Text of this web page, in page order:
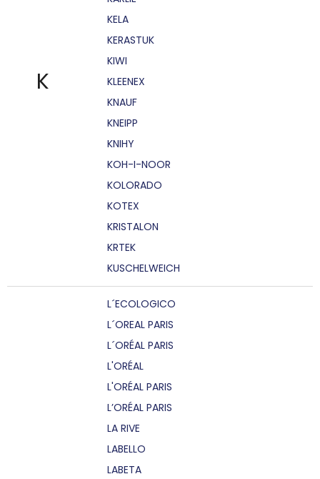
K
KELA
KERASTUK
KIWI
KLEENEX
KNAUF
KNEIPP
KNIHY
KOH-I-NOOR
KOLORADO
KOTEX
KRISTALON
KRTEK
KUSCHELWEICH
L´ECOLOGICO
L´OREAL PARIS
L´ORÉAL PARIS
L'ORÉAL
L'ORÉAL PARIS
L’ORÉAL PARIS
LA RIVE
LABELLO
LABETA